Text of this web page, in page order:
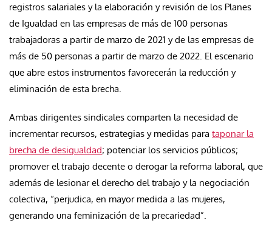
registros salariales y la elaboración y revisión de los Planes
de Igualdad en las empresas de más de 100 personas
trabajadoras a partir de marzo de 2021 y de las empresas de
más de 50 personas a partir de marzo de 2022. El escenario
que abre estos instrumentos favorecerán la reducción y
eliminación de esta brecha.
Ambas dirigentes sindicales comparten la necesidad de
incrementar recursos, estrategias y medidas para taponar la
brecha de desigualdad; potenciar los servicios públicos;
promover el trabajo decente o derogar la reforma laboral, que
además de lesionar el derecho del trabajo y la negociación
colectiva, “perjudica, en mayor medida a las mujeres,
generando una feminización de la precariedad”.